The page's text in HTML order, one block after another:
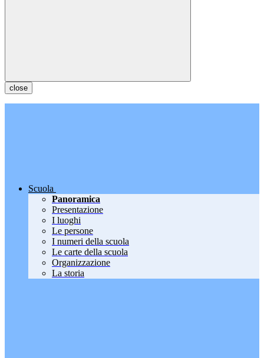
close
Scuola
Panoramica
Presentazione
I luoghi
Le persone
I numeri della scuola
Le carte della scuola
Organizzazione
La storia